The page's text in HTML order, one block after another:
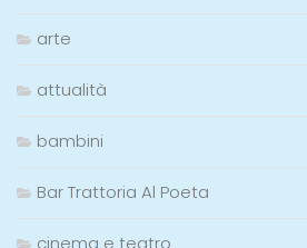
arte
attualità
bambini
Bar Trattoria Al Poeta
cinema e teatro